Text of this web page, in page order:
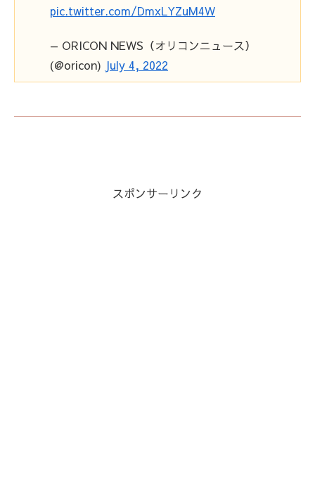
pic.twitter.com/DmxLYZuM4W
— ORICON NEWS（オリコンニュース）
(@oricon) July 4, 2022
スポンサーリンク